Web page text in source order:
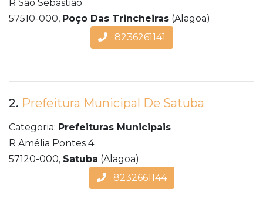
R São Sebastião
57510-000, Poço Das Trincheiras (Alagoa)
8236261141
2. Prefeitura Municipal De Satuba
Categoria: Prefeituras Municipais
R Amélia Pontes 4
57120-000, Satuba (Alagoa)
8232661144